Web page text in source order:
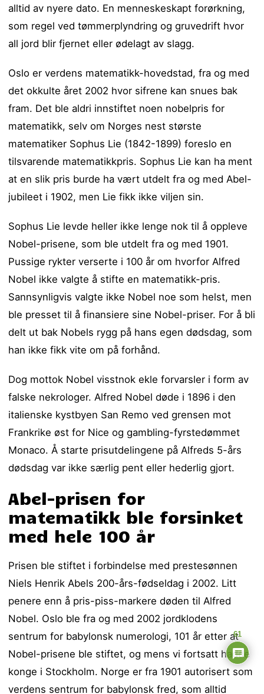
alltid av nyere dato. En menneskeskapt forørkning,
som regel ved tømmerplyndring og gruvedrift hvor
all jord blir fjernet eller ødelagt av slagg.
Oslo er verdens matematikk-hovedstad, fra og med
det okkulte året 2002 hvor sifrene kan snues bak
fram. Det ble aldri innstiftet noen nobelpris for
matematikk, selv om Norges nest største
matematiker Sophus Lie (1842-1899) foreslo en
tilsvarende matematikkpris. Sophus Lie kan ha ment
at en slik pris burde ha vært utdelt fra og med Abel-
jubileet i 1902, men Lie fikk ikke viljen sin.
Sophus Lie levde heller ikke lenge nok til å oppleve
Nobel-prisene, som ble utdelt fra og med 1901.
Pussige rykter verserte i 100 år om hvorfor Alfred
Nobel ikke valgte å stifte en matematikk-pris.
Sannsynligvis valgte ikke Nobel noe som helst, men
ble presset til å finansiere sine Nobel-priser. For å bli
delt ut bak Nobels rygg på hans egen dødsdag, som
han ikke fikk vite om på forhånd.
Dog mottok Nobel visstnok ekle forvarsler i form av
falske nekrologer. Alfred Nobel døde i 1896 i den
italienske kystbyen San Remo ved grensen mot
Frankrike øst for Nice og gambling-fyrstedømmet
Monaco. Å starte prisutdelingene på Alfreds 5-års
dødsdag var ikke særlig pent eller hederlig gjort.
Abel-prisen for
matematikk ble forsinket
med hele 100 år
Prisen ble stiftet i forbindelse med prestesønnen
Niels Henrik Abels 200-års-fødseldag i 2002. Litt
penere enn å pris-piss-markere døden til Alfred
Nobel. Oslo ble fra og med 2002 jordklodens
sentrum for babylonsk numerologi, 101 år etter at
Nobel-prisene ble stiftet, og mens vi fortsatt hadde
konge i Stockholm. Norge er fra 1901 autorisert som
verdens sentrum for babylonsk fred, som alltid
61